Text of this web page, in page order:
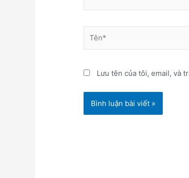
Lưu tên của tôi, email, và